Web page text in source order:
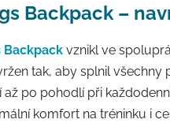
Backpack –
Backpack vznikl ve
tak, aby splnil
po pohodlí při
komfort na tréninku i